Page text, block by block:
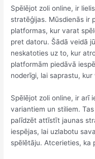
Spēlējot zoli online, ir
stratēģijas. Mūsdienās ir
platformas, kur varat
pret datoru. Šādā veidā
neskatoties uz to, kur
platformām piedāvā
noderīgi, lai saprastu,
Spēlējot zoli online, ir arī
variantiem un stiliem.
palīdzēt attīstīt jaunas
iespējas, lai uzlabotu
spēlētāju. Atcerieties, ka